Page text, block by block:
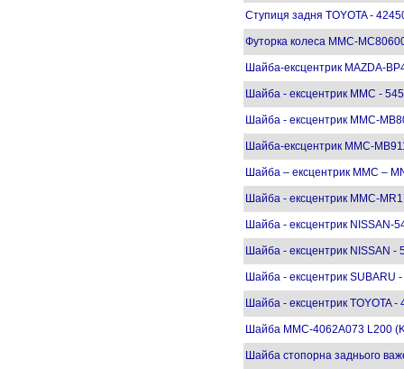
Ступиця задня TOYOTA -
Футорка колеса MMC-
Шайба-ексцентрик MAZDA-
Шайба - ексцентрик MMC -
Шайба - ексцентрик MMC-
Шайба-ексцентрик MMC-
Шайба – ексцентрик MMC –
Шайба - ексцентрик MMC-
Шайба - ексцентрик NISSAN-
Шайба - ексцентрик NISSAN -
Шайба - ексцентрик SUBARU
Шайба - ексцентрик TOYOTA -
Шайба MMC-4062A073 L200
Шайба стопорна заднього